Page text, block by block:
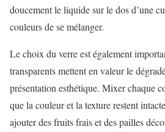
doucement le liquide sur le dos d’une
couleurs de se mélanger.
Le choix du verre est également
transparents mettent en valeur le
présentation esthétique. Mixer chaque
que la couleur et la texture restent
ajouter desfruits fraiset des pailles